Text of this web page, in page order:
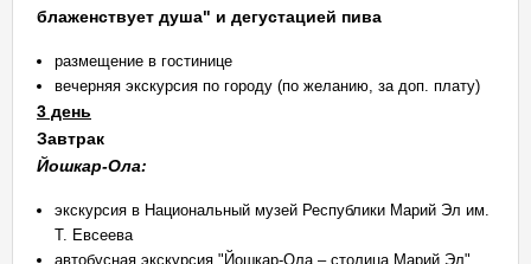
блаженствует душа" и дегустацией пива
размещение в гостинице
вечерняя экскурсия по городу (по желанию, за доп. плату)
3 день
Завтрак
Йошкар-Ола:
экскурсия в Национальный музей Республики Марий Эл им.
Т. Евсеева
автобусная экскурсия "Йошкар-Ола – столица Марий Эл"